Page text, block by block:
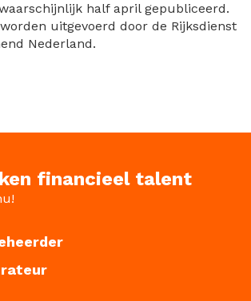
half april gepubliceerd.
uitgevoerd door de Rijksdienst
Nederland.
financieel talent